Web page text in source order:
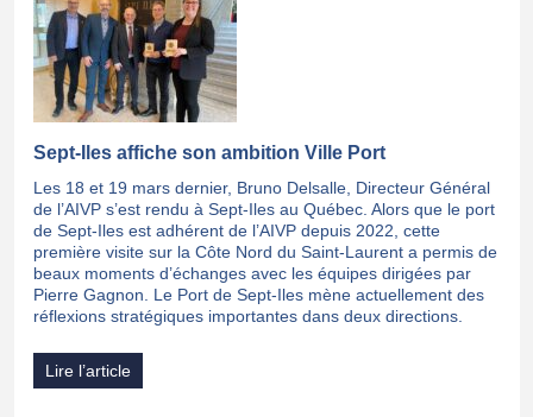
Sept-Iles affiche son ambition Ville Port
Les 18 et 19 mars dernier, Bruno Delsalle, Directeur Général
de l’AIVP s’est rendu à Sept-Iles au Québec. Alors que le port
de Sept-Iles est adhérent de l’AIVP depuis 2022, cette
première visite sur la Côte Nord du Saint-Laurent a permis de
beaux moments d’échanges avec les équipes dirigées par
Pierre Gagnon. Le Port de Sept-Iles mène actuellement des
réflexions stratégiques importantes dans deux directions.
Lire l’article